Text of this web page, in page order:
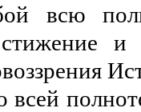
всю
и
всей